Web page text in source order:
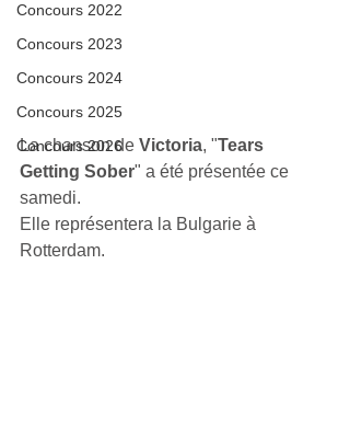
Concours 2022
Concours 2023
Concours 2024
Concours 2025
Concours 2026
La chanson de Victoria, "Tears
Getting Sober" a été présentée ce
samedi.
Elle représentera la Bulgarie à
Rotterdam.